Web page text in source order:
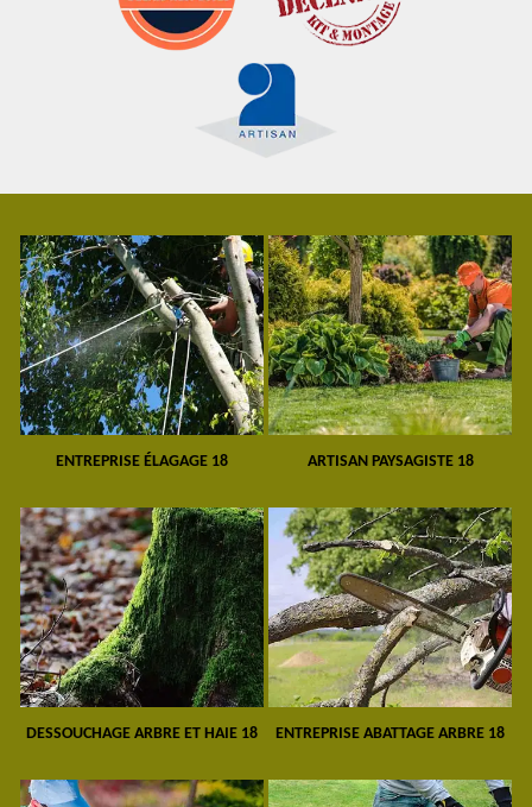
ENTREPRISE ÉLAGAGE 18 ARTISAN PAYSAGISTE 18
DESSOUCHAGE ARBRE ET HAIE 18 ENTREPRISE ABATTAGE ARBRE 18